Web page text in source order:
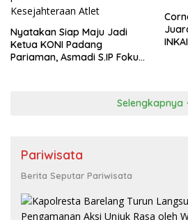
Nyatakan Siap Maju Jadi
Ketua KONI Padang
Pariaman, Asmadi S.IP Fokus
Selengkapnya
Pariwisata
Berita Seputar Pariwisata